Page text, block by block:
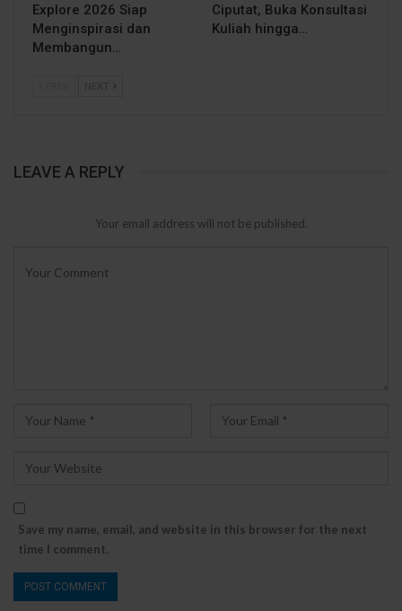
Explore 2026 Siap
Menginspirasi dan
Membangun…
Ciputat, Buka Konsultasi
Kuliah hingga…
NEXT
LEAVE A REPLY
Your email address will not be published.
Save my name, email, and website in this browser for the next
time I comment.